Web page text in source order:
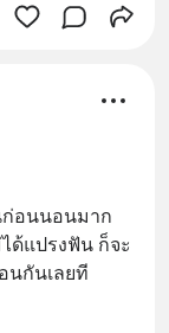
อนนอนมาก
ด้แปรงฟัน ก็จะ
กันเลยที